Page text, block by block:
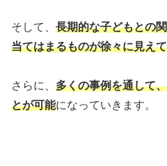
そして、 長期的な子どもとの
当てはまるものが徐々に見え
さらに、 多くの事例を通して
とが可能になっていきます。